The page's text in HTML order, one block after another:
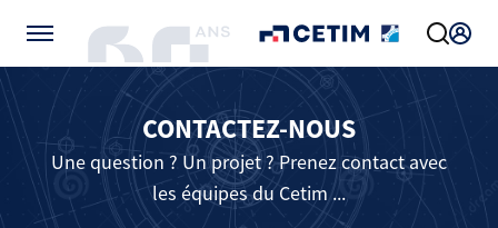
CONTACTEZ-NOUS
Une question ? Un projet ? Prenez contact avec
les équipes du Cetim ...